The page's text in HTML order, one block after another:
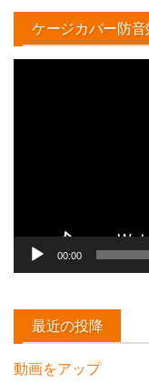
ケージカバー防音
00:00
最近の投降
動画をアップ